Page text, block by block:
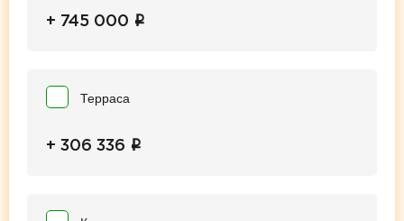
+ 745 000 i
Терраса
+ 306 336 i